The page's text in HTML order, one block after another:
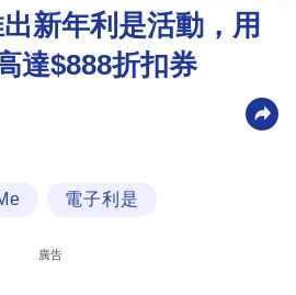
新年利是活動，用
達$888折扣券
電子利是
廣告